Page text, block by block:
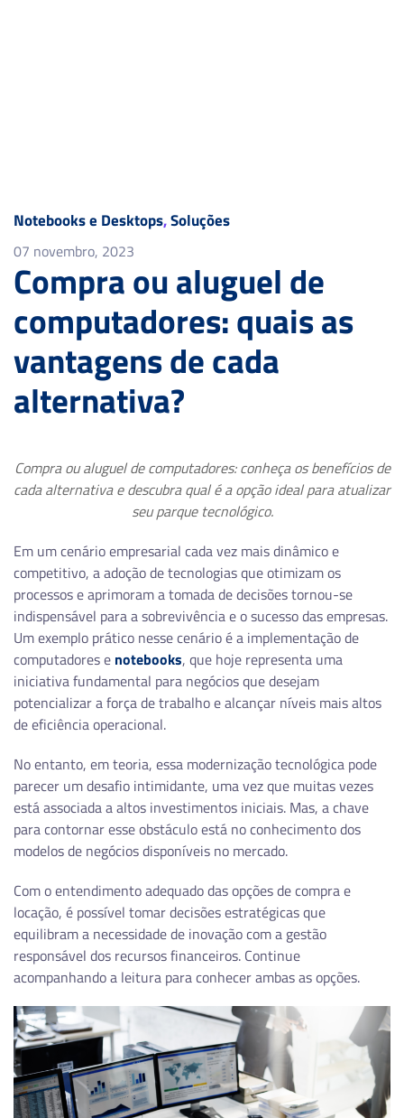
Notebooks e Desktops,Soluções
07 novembro, 2023
Compra ou aluguel de
computadores: quais as
vantagens de cada
alternativa?
Compra ou aluguel de computadores: conheça os benefícios de
cada alternativa e descubra qual é a opção ideal para atualizar
seu parque tecnológico.
Em um cenário empresarial cada vez mais dinâmico e
competitivo, a adoção de tecnologias que otimizam os
processos e aprimoram a tomada de decisões tornou-se
indispensável para a sobrevivência e o sucesso das empresas.
Um exemplo prático nesse cenário é a implementação de
computadores e notebooks, que hoje representa uma
iniciativa fundamental para negócios que desejam
potencializar a força de trabalho e alcançar níveis mais altos
de eficiência operacional.
No entanto, em teoria, essa modernização tecnológica pode
parecer um desafio intimidante, uma vez que muitas vezes
está associada a altos investimentos iniciais. Mas, a chave
para contornar esse obstáculo está no conhecimento dos
modelos de negócios disponíveis no mercado.
Com o entendimento adequado das opções de compra e
locação, é possível tomar decisões estratégicas que
equilibram a necessidade de inovação com a gestão
responsável dos recursos financeiros. Continue
acompanhando a leitura para conhecer ambas as opções.